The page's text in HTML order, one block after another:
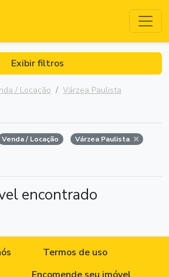
Exibir filtros
/ Locação
Várzea Paulista
Venda / Locação Várzea Paulista
encontrado
Termos de uso